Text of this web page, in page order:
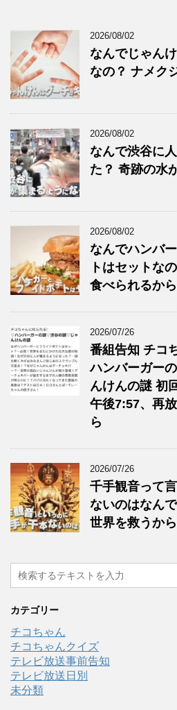
2026/08/02
なんでじゃん
なの？ ナメク
2026/08/02
なんで渋谷に
た？ 奇跡の水
2026/08/02
なんでハンバ
トはセットな
食べられるから
2026/07/26
番組告知 チコ
ハンバーガー
んけんの謎 初
午後7:57、再
ら
2026/07/26
千手観音って
ないのはなん
世界を救うから
カテゴリー
チコちゃん
チコちゃんクイズ
テレビ放送事前告知
テレビ放送日別
未分類